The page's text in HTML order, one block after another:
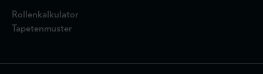
Rollenkalkulator
Tapetenmuster